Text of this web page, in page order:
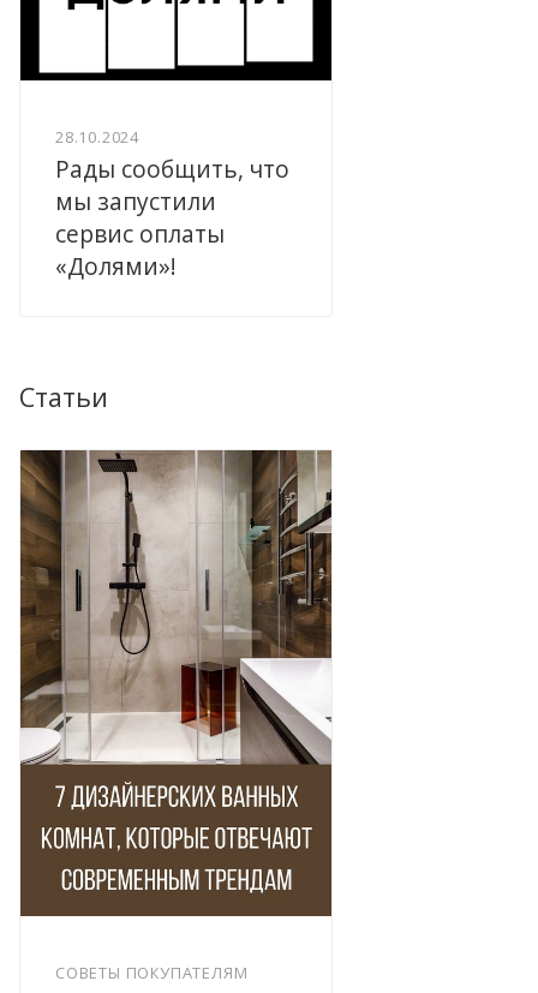
28.10.2024
Рады сообщить, что
мы запустили
сервис оплаты
«Долями»!
Статьи
СОВЕТЫ ПОКУПАТЕЛЯМ